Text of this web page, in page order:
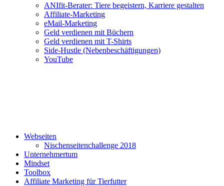
ANIfit-Berater: Tiere begeistern, Karriere gestalten
Affiliate-Marketing
eMail-Marketing
Geld verdienen mit Büchern
Geld verdienen mit T-Shirts
Side-Hustle (Nebenbeschäftigungen)
YouTube
Webseiten
Nischenseitenchallenge 2018
Unternehmertum
Mindset
Toolbox
Affiliate Marketing für Tierfutter